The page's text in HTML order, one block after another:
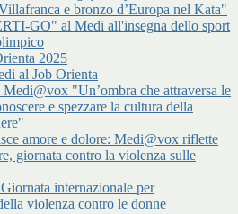
e bronzo d’Europa nel Kata"
GO" al Medi all'insegna dello sport
2025
al Job Orienta
"Un’ombra che attraversa le
e spezzare la cultura della
amore e dolore: Medi@vox riflette
giornata contro la violenza sulle
internazionale per
violenza contro le donne